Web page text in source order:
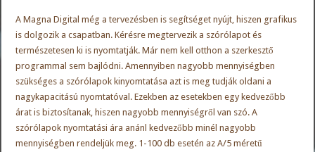
A Magna Digital még a tervezésben is segítséget nyújt, hiszen grafikus
is dolgozik a csapatban. Kérésre megtervezik a szórólapot és
természetesen ki is nyomtatják. Már nem kell otthon a szerkesztő
programmal sem bajlódni. Amennyiben nagyobb mennyiségben
szükséges a szórólapok kinyomtatása azt is meg tudják oldani a
nagykapacitású nyomtatóval. Ezekben az esetekben egy kedvezőbb
árat is biztosítanak, hiszen nagyobb mennyiségről van szó. A
szórólapok nyomtatási ára anánl kedvezőbb minél nagyobb
mennyiségben rendeljük meg. 1-100 db esetén az A/5 méretű